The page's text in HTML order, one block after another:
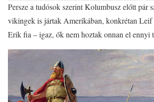
Persze a tudósok szerint Kolumbusz előtt pár
vikingek is jártak Amerikában, konkrétan
Erik fia – igaz, ők nem hoztak onnan el ennyi